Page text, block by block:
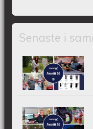
Senaste i
Trafikdax -
Trafikdax -